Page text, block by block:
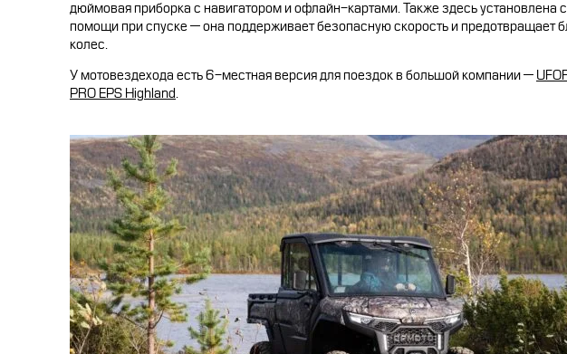
дюймовая приборка с навигатором и офлайн-картами. Также здесь установлена
помощи при спуске — она поддерживает безопасную скорость и предотвращает
колес.
У мотовездехода есть 6-местная версия для поездок в большой компании —
PRO EPS Highland.